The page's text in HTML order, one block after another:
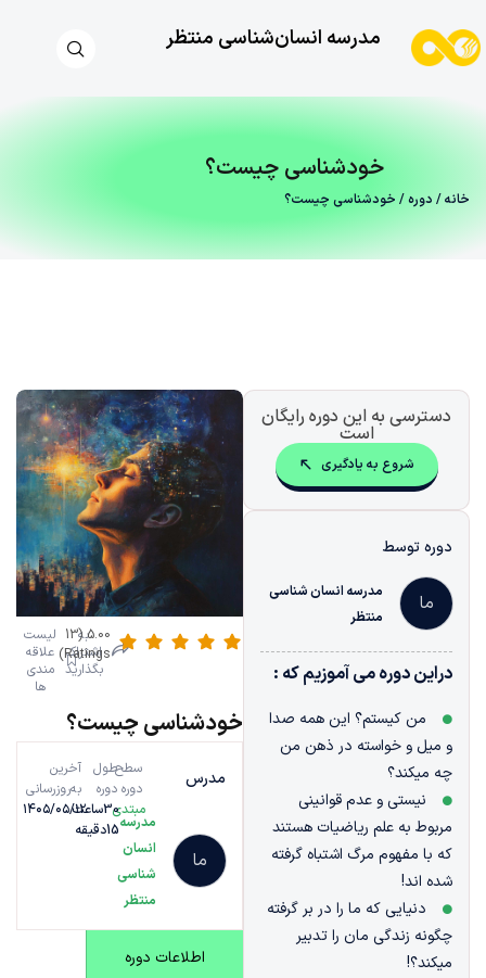
مدرسه انسان‌شناسی منتظر
خودشناسی چیست؟
خانه/ دوره/ خودشناسی چیست؟
دسترسی به این دوره رایگان
است
شروع به یادگیری
دوره توسط
ما
مدرسه انسان شناسی
منتظر
دراین دوره می آموزیم که :
من کیستم؟ این همه صدا
و میل و خواسته در ذهن من
چه میکند؟
نیستی و عدم قوانینی
مربوط به علم ریاضیات هستند
که با مفهوم مرگ اشتباه گرفته
شده اند!
دنیایی که ما را در بر گرفته
چگونه زندگی مان را تدبیر
میکند؟!
به
اشتراک
بگذارید
لیست
علاقه
مندی
ها
5.00 (13
Ratings)
خودشناسی چیست؟
مدرس
ما
مدرسه
انسان
شناسی
منتظر
سطح
دوره
مبتدی
طول
دوره
30ساعت
15دقیقه
آخرین
به‌روزرسانی
۱۴۰۵/۰۵/۱۲
اطلاعات دوره